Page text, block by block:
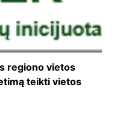
regiono vietos
teikti vietos